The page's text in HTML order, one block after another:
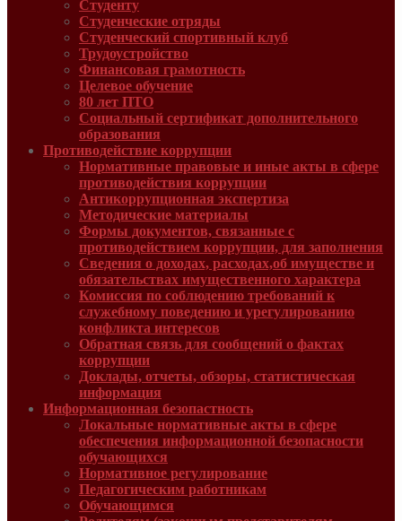
Студенту
Студенческие отряды
Студенческий спортивный клуб
Трудоустройство
Финансовая грамотность
Целевое обучение
80 лет ПТО
Социальный сертификат дополнительного
образования
Противодействие коррупции
Нормативные правовые и иные акты в сфере
противодействия коррупции
Антикоррупционная экспертиза
Методические материалы
Формы документов, связанные с
противодействием коррупции, для заполнения
Сведения о доходах, расходах,об имуществе и
обязательствах имущественного характера
Комиссия по соблюдению требований к
служебному поведению и урегулированию
конфликта интересов
Обратная связь для сообщений о фактах
коррупции
Доклады, отчеты, обзоры, статистическая
информация
Информационная безопастность
Локальные нормативные акты в сфере
обеспечения информационной безопасности
обучающихся
Нормативное регулирование
Педагогическим работникам
Обучающимся